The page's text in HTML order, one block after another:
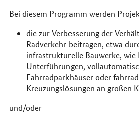
Bei diesem Programm werden
die zur Verbesserung der
Radverkehr beitragen, etwa
infrastrukturelle Bauwerke, wie
Unterführungen,
Fahrradparkhäuser oder
Kreuzungslösungen an großen
und/oder